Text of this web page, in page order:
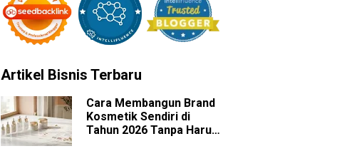
Artikel Bisnis Terbaru
Cara Membangun Brand
Kosmetik Sendiri di
Tahun 2026 Tanpa Harus